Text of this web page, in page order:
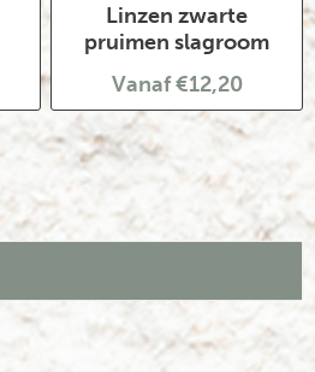
Linzen zwarte
pruimen slagroom
Vanaf €12,20